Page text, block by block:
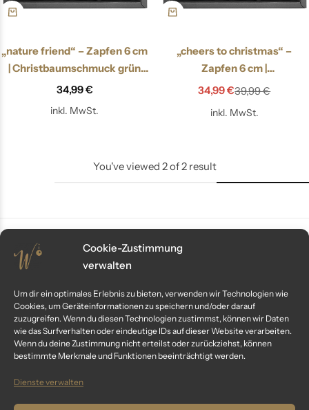
Cookie-Zustimmung
verwalten
Um dir ein optimales Erlebnis zu bieten, verwenden wir Technologien wie
Cookies, um Geräteinformationen zu speichern und/oder darauf
zuzugreifen. Wenn du diesen Technologien zustimmst, können wir Daten
wie das Surfverhalten oder eindeutige IDs auf dieser Website verarbeiten.
Wenn du deine Zustimmung nicht erteilst oder zurückziehst, können
bestimmte Merkmale und Funktionen beeinträchtigt werden.
Dienste verwalten
„nature friend“ – Zapfen 6 cm
| Christbaumschmuck grün
matt
34,99€
inkl. MwSt.
„cheers to christmas“ –
Zapfen 6 cm |
Christbaumschmuck
39,99€
34,99€
inkl. MwSt.
You've viewed 2of2 result
Kundenservice
Fragen? Wir sind für dich da:
Telefon: +49 9561 401 34 90
Email: info@glaswunder.eu
Vertrag widerrufen